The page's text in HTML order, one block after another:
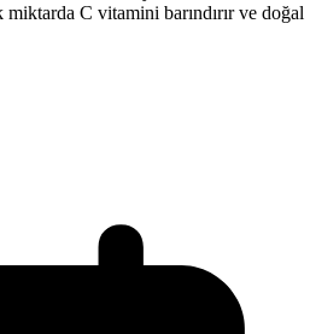
miktarda C vitamini barındırır ve doğal